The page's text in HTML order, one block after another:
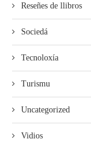
Reseñes de llibros
Sociedá
Tecnoloxía
Turismu
Uncategorized
Vidios